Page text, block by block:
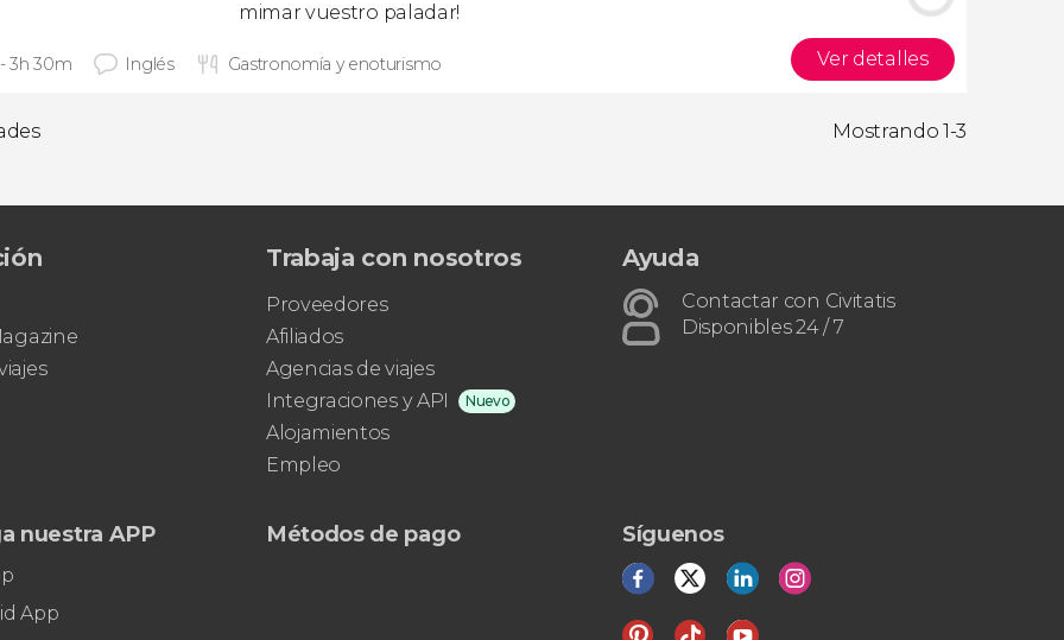
mimar vuestro paladar!
3h 30m Inglés Gastronomía y enoturismo Ver detalles
Mostrando 1-3
Trabaja con nosotros
Proveedores
Afiliados
Agencias de viajes
Integraciones y API
Nuevo
Alojamientos
Empleo
Ayuda
Contactar con Civitatis
Disponibles 24 / 7
nuestra APP
App
Métodos de pago Síguenos